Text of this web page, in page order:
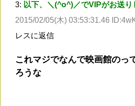
3: 以下、＼(^o^)／でVIPがお送り
2015/02/05(木) 03:53:31.46
レスに返信
これマジでなんで映画館のっ
ろうな